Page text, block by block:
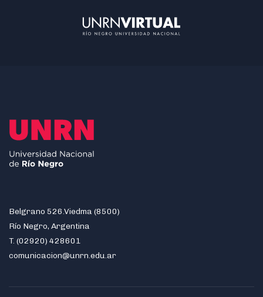
Belgrano 526.Viedma (8500)
Río Negro, Argentina
T. (02920) 428601
comunicacion@unrn.edu.ar